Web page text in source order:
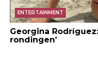
ENTERTAINMENT
Georgina
rondingen’